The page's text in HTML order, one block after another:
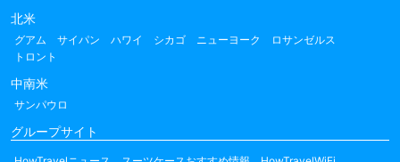
北米
グアム サイパン ハワイ シカゴ ニューヨーク
ロサンゼルス
トロント
中南米
サンパウロ
グループサイト